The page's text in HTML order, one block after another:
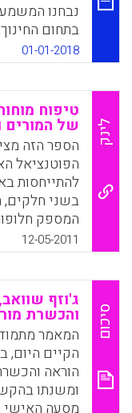
נבחנו
בתחום
מתחילים,
ורפורמות
01-01-2018
לינק
טיפוח
של המורים
הספר הזה
הפוטנציאל
להתייחסות
בשני חלקים,
המספק
הנוטות לנוע
לגבי הסוגיה
יצירתיים
את האופן שבו
בתחום
לאופן שבו
Eds).
12-05-2011
סיכום
ג'וזף
והכשרת
המאמר
הקיים
הוראה
ומשנתו